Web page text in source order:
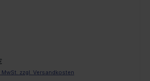
MwSt. zzgl. Versandkosten